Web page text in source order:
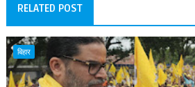
RELATED POST
बिहार